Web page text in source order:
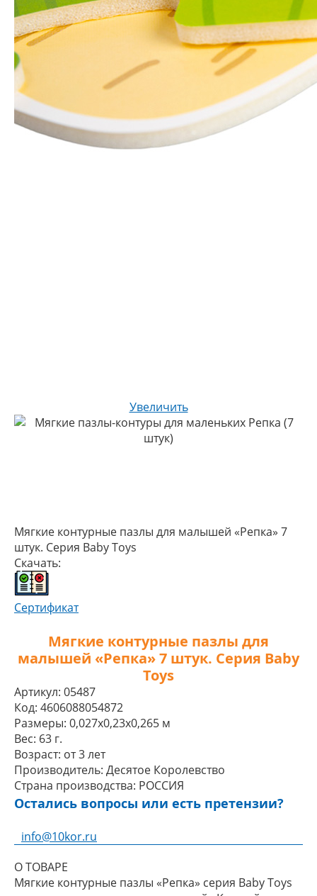
Увеличить
Мягкие контурные пазлы для малышей «Репка» 7
штук. Серия Baby Toys
Скачать:
Сертификат
Мягкие контурные пазлы для
малышей «Репка» 7 штук. Серия Baby
Toys
Артикул: 05487
Код: 4606088054872
Размеры: 0,027x0,23x0,265 м
Вес: 63 г.
Возраст: от 3 лет
Производитель: Десятое Королевство
Страна производства: РОССИЯ
Остались вопросы или есть претензии?
info@10kor.ru
О ТОВАРЕ
Мягкие контурные пазлы «Репка» серия Baby Toys